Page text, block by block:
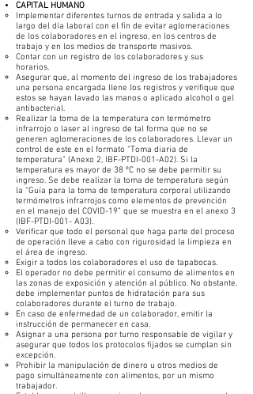
CAPITAL HUMANO
Implementar diferentes turnos de entrada y salida a lo
largo del día laboral con el fin de evitar aglomeraciones
de los colaboradores en el ingreso, en los centros de
trabajo y en los medios de transporte masivos.
Contar con un registro de los colaboradores y sus
horarios.
Asegurar que, al momento del ingreso de los trabajadores
una persona encargada llene los registros y verifique que
estos se hayan lavado las manos o aplicado alcohol o gel
antibacterial.
Realizar la toma de la temperatura con termómetro
infrarrojo o laser al ingreso de tal forma que no se
generen aglomeraciones de los colaboradores. Llevar un
control de este en el formato “Toma diaria de
temperatura” (Anexo 2, IBF-PTDI-001-A02). Si la
temperatura es mayor de 38 ºC no se debe permitir su
ingreso. Se debe realizar la toma de temperatura según
la “Guía para la toma de temperatura corporal utilizando
termómetros infrarrojos como elementos de prevención
en el manejo del COVID-19” que se muestra en el anexo 3
(IBF-PTDI-001- A03).
Verificar que todo el personal que haga parte del proceso
de operación lleve a cabo con rigurosidad la limpieza en
el área de ingreso.
Exigir a todos los colaboradores el uso de tapabocas.
El operador no debe permitir el consumo de alimentos en
las zonas de exposición y atención al público. No obstante,
debe implementar puntos de hidratación para sus
colaboradores durante el turno de trabajo.
En caso de enfermedad de un colaborador, emitir la
instrucción de permanecer en casa.
Asignar a una persona por turno responsable de vigilar y
asegurar que todos los protocolos fijados se cumplan sin
excepción.
Prohibir la manipulación de dinero u otros medios de
pago simultáneamente con alimentos, por un mismo
trabajador.